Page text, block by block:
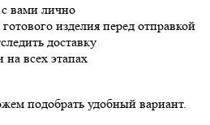
вами лично
изделия перед отправкой
доставку
на всех этапах
подобрать удобный вариант.